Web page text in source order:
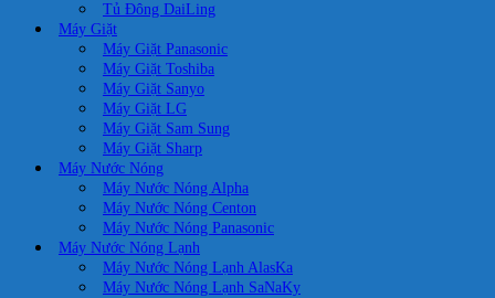
Tủ Đông DaiLing
Máy Giặt
Máy Giặt Panasonic
Máy Giặt Toshiba
Máy Giặt Sanyo
Máy Giặt LG
Máy Giặt Sam Sung
Máy Giặt Sharp
Máy Nước Nóng
Máy Nước Nóng Alpha
Máy Nước Nóng Centon
Máy Nước Nóng Panasonic
Máy Nước Nóng Lạnh
Máy Nước Nóng Lạnh AlasKa
Máy Nước Nóng Lạnh SaNaKy